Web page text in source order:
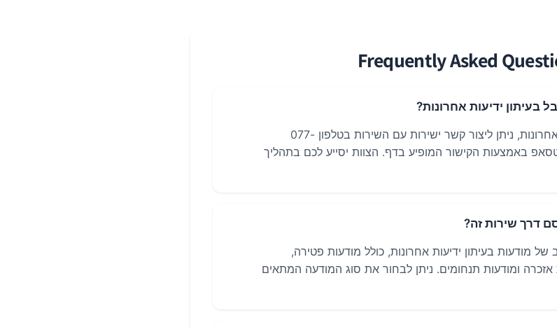
Frequently Asked
בעיתון ידיעות אחרונות?
כדי לפרסם מודעת אבל בידיעות אחרונות, ניתן ליצור קשר ישירות עם השירות בטלפון 077-
בוואטסאפ באמצעות הקישור המופיע בדף. הצוות יסייע לכם בתהליך
דרך שירות זה?
מודעות בעיתון ידיעות אחרונות, כולל מודעות פטירה,
ומודעות תנחומים. ניתן לבחור את סוג המודעה המתאים